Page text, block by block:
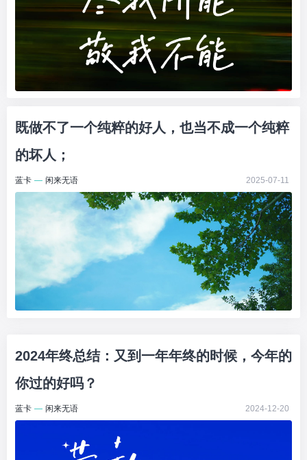
既做不了一个纯粹的好人，也当不成一个纯粹
的坏人；
蓝卡 — 闲来无语 2025-07-11
2024年终总结：又到一年年终的时候，今年的
你过的好吗？
蓝卡 — 闲来无语 2024-12-20